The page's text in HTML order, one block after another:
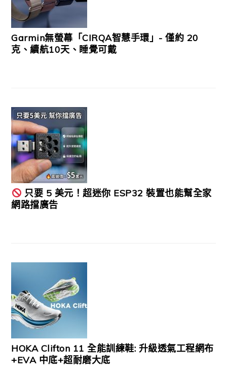
Garmin無螢幕「CIRQA智慧手環」- 僅約 20
克、續航10天、睡覺可戴
只要 5 美元！超迷你 ESP32 裝置也能幫全家
網路擋廣告
HOKA Clifton 11 全能訓練鞋: 升級透氣工程網布
+EVA 中底+超耐磨大底